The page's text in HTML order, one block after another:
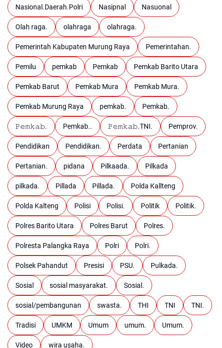
Nasional.Daerah.Polri Nasipnal Nasuonal
Olah raga. olahraga olahraga.
Pemerintah Kabupaten Murung Raya Pemerintahan.
Pemilu pemkab Pemkab Pemkab Barito Utara
Pemkab Barut Pemkab Mura Pemkab Mura.
Pemkab Murung Raya pemkab. Pemkab.
𝙿𝚎𝚖𝚔𝚊𝚋. Pemkab.. 𝙿𝚎𝚖𝚔𝚊𝚋.TNI. Pemprov.
Pendidikan Pendidikan. Perdata Pertanian
Pertanian. pidana Pilkaada. Pilkada
pilkada. Pillada Pillada. Polda Kallteng
Polda Kalteng Polisi Polisi. Politik Politik.
Polres Barito Utara Polres Barut Polres.
Polresta Palangka Raya Polri Polri.
Polsek Pahandut Presisi PSU. Pulkada.
Sosial sosial masyarakat. Sosial.
sosial/pembangunan swasta. THI TNI TNI.
Tradisi UMKM Umum umum. Umum.
Video wira usaha.